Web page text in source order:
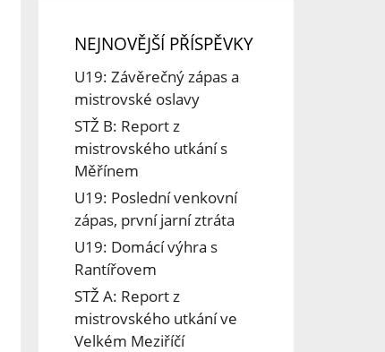
NEJNOVĚJŠÍ PŘÍSPĚVKY
U19: Závěrečný zápas a
mistrovské oslavy
STŽ B: Report z
mistrovského utkání s
Měřínem
U19: Poslední venkovní
zápas, první jarní ztráta
U19: Domácí výhra s
Rantířovem
STŽ A: Report z
mistrovského utkání ve
Velkém Meziříčí